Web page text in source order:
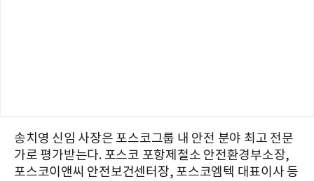
송치영 신임 사장은 포스코그룹 내 안전 분야 최고 전문
가로 평가받는다. 포스코 포항제철소 안전환경부소장,
포스코이앤씨 안전보건센터장, 포스코엠텍 대표이사 등